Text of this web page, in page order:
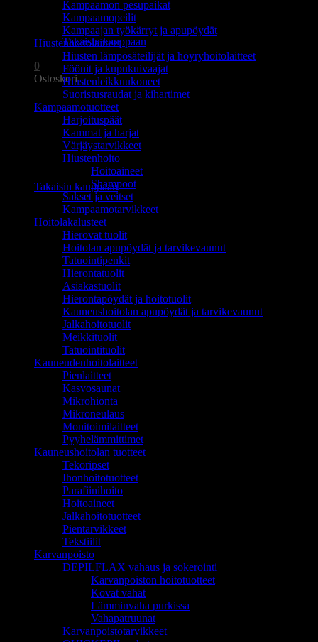
Ostoskori on tyhjä.
Takaisin kauppaan
0
Ostoskori
Ostoskori on tyhjä.
Takaisin kauppaan
Kampaamon pesupaikat
Kampaamopeilit
Kampaajan työkärryt ja apupöydät
Hiustenhoitolaitteet
Hiusten lämpösäteilijät ja höyryhoitolaitteet
Föönit ja kupukuivaajat
Hiustenleikkuukoneet
Suoristusraudat ja kihartimet
Kampaamotuotteet
Harjoituspäät
Kammat ja harjat
Värjäystarvikkeet
Hiustenhoito
Hoitoaineet
Shampoot
Sakset ja veitset
Kampaamotarvikkeet
Hoitolakalusteet
Hierovat tuolit
Hoitolan apupöydät ja tarvikevaunut
Tatuointipenkit
Hierontatuolit
Asiakastuolit
Hierontapöydät ja hoitotuolit
Kauneushoitolan apupöydät ja tarvikevaunut
Jalkahoitotuolit
Meikkituolit
Tatuointituolit
Kauneudenhoitolaitteet
Pienlaitteet
Kasvosaunat
Mikrohionta
Mikroneulaus
Monitoimilaitteet
Pyyhelämmittimet
Kauneushoitolan tuotteet
Tekoripset
Ihonhoitotuotteet
Parafiinihoito
Hoitoaineet
Jalkahoitotuotteet
Pientarvikkeet
Tekstiilit
Karvanpoisto
DEPILFLAX vahaus ja sokerointi
Karvanpoiston hoitotuotteet
Kovat vahat
Lämminvaha purkissa
Vahapatruunat
Karvanpoistotarvikkeet